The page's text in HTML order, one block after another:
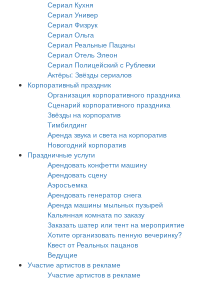
Сериал Кухня
Сериал Универ
Сериал Физрук
Сериал Ольга
Сериал Реальные Пацаны
Сериал Отель Элеон
Сериал Полицейский с Рублевки
Актёры: Звёзды сериалов
Корпоративный праздник
Организация корпоративного праздника
Сценарий корпоративного праздника
Звёзды на корпоратив
Тимбилдинг
Аренда звука и света на корпоратив
Новогодний корпоратив
Праздничные услуги
Арендовать конфетти машину
Арендовать сцену
Аэросъемка
Арендовать генератор снега
Аренда машины мыльных пузырей
Кальянная комната по заказу
Заказать шатер или тент на мероприятие
Хотите организовать пенную вечеринку?
Квест от Реальных пацанов
Ведущие
Участие артистов в рекламе
Участие артистов в рекламе